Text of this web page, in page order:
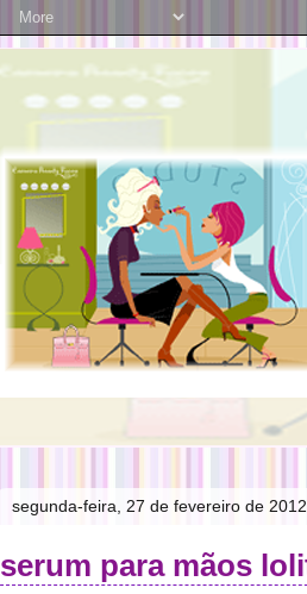
segunda-feira, 27 de fevereiro de 2012
serum para mãos